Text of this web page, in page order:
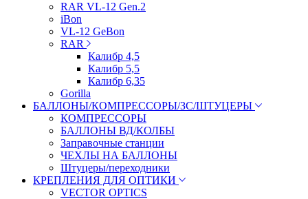
RAR VL-12 Gen.2
iBon
VL-12 GeBon
RAR
Калибр 4,5
Калибр 5,5
Калибр 6,35
Gorilla
БАЛЛОНЫ/КОМПРЕССОРЫ/ЗС/ШТУЦЕРЫ
КОМПРЕССОРЫ
БАЛЛОНЫ ВД/КОЛБЫ
Заправочные станции
ЧЕХЛЫ НА БАЛЛОНЫ
Штуцеры/переходники
КРЕПЛЕНИЯ ДЛЯ ОПТИКИ
VECTOR OPTICS